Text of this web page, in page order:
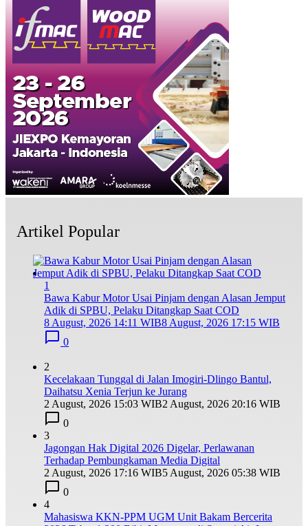
Artikel Popular
1
Bawa Kabur Motor Usai Pinjam dengan Alasan Jemput
Adik di SPBU, Pelaku Ditangkap Saat COD
8 August, 2026 14:11 WIB8 August, 2026 17:15 WIB
0
2
Kecelakaan Tunggal di Jalan Imogiri-Dlingo Bantul,
Daihatsu Xenia Terjun ke Jurang
2 August, 2026 15:03 WIB2 August, 2026 20:16 WIB
0
3
Jagongan Hak Digital 2026 Digelar, Perlawanan
Terhadap Pembungkaman Media Digital
2 August, 2026 17:16 WIB5 August, 2026 05:38 WIB
0
4
Mahasiswa KKN-PPM UGM Unit Bakam Bercerita